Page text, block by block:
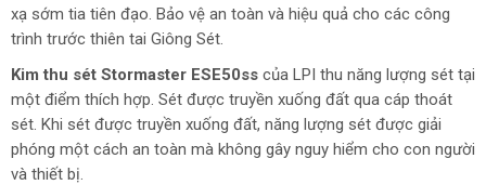
xạ sớm tia tiên đạo. Bảo vệ an toàn và hiệu quả cho các công
trình trước thiên tai Giông Sét.
Kim thu sét Stormaster ESE50ss của LPI thu năng lượng sét tại
một điểm thích hợp. Sét được truyền xuống đất qua cáp thoát
sét. Khi sét được truyền xuống đất, năng lượng sét được giải
phóng một cách an toàn mà không gây nguy hiểm cho con người
và thiết bị.